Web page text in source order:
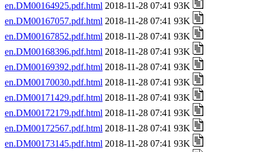
en.DM00164925.pdf.html 2018-11-28 07:41 93K
en.DM00167057.pdf.html 2018-11-28 07:41 93K
en.DM00167852.pdf.html 2018-11-28 07:41 93K
en.DM00168396.pdf.html 2018-11-28 07:41 93K
en.DM00169392.pdf.html 2018-11-28 07:41 93K
en.DM00170030.pdf.html 2018-11-28 07:41 93K
en.DM00171429.pdf.html 2018-11-28 07:41 93K
en.DM00172179.pdf.html 2018-11-28 07:41 93K
en.DM00172567.pdf.html 2018-11-28 07:41 93K
en.DM00173145.pdf.html 2018-11-28 07:41 93K